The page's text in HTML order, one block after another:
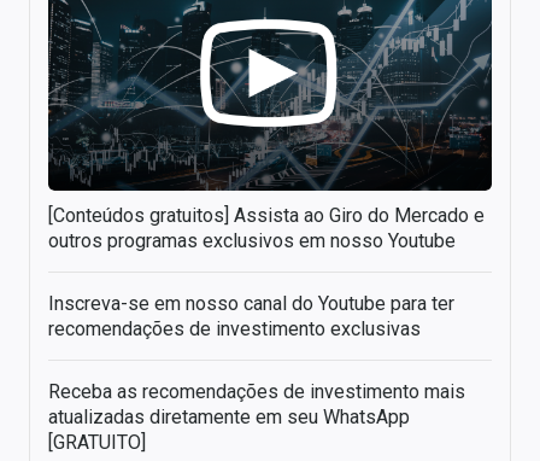
[Conteúdos gratuitos] Assista ao Giro do Mercado e
outros programas exclusivos em nosso Youtube
Inscreva-se em nosso canal do Youtube para ter
recomendações de investimento exclusivas
Receba as recomendações de investimento mais
atualizadas diretamente em seu WhatsApp
[GRATUITO]